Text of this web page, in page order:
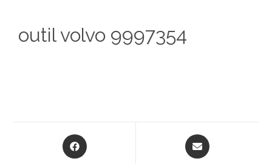
outil volvo 9997354
Opens
in
Opens
in